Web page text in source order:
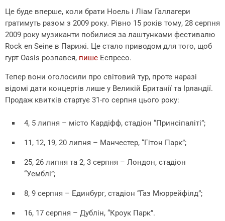
Це буде вперше, коли брати Ноель і Ліам Галлагери
гратимуть разом з 2009 року. Рівно 15 років тому, 28 серпня
2009 року музиканти побилися за лаштунками фестивалю
Rock en Seine в Парижі. Це стало приводом для того, щоб
гурт Oasis розпався, пише Еспресо.
Тепер вони оголосили про світовий тур, проте наразі
відомі дати концертів лише у Великій Британії та Ірландії.
Продаж квитків стартує 31-го серпня цього року:
4, 5 липня – місто Кардіфф, стадіон “Принсіпаліті”;
11, 12, 19, 20 липня – Манчестер, “Гітон Парк”;
25, 26 липня та 2, 3 серпня – Лондон, стадіон
“Уемблі”;
8, 9 серпня – Единбург, стадіон “Газ Мюррейфілд”;
16, 17 серпня – Дублін, “Кроук Парк”.